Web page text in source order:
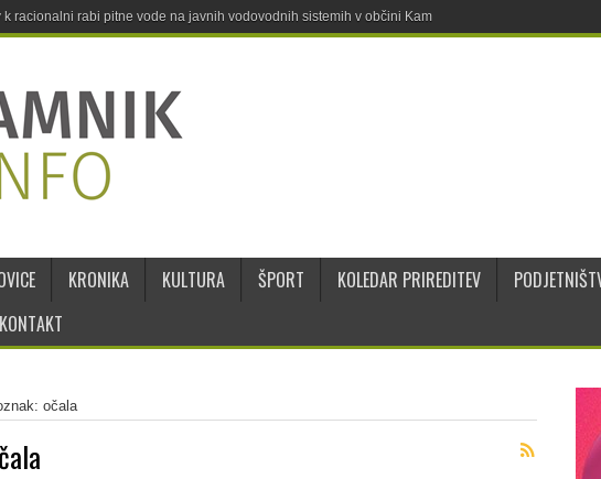
k racionalni rabi pitne vode na javnih vodovodnih sistemih v občini Kamnik
KRONIKA KULTURA ŠPORT KOLEDAR PRIREDITEV
KONTAKT
očala